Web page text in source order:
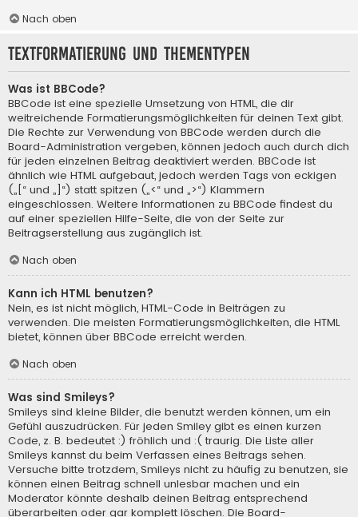
Nach oben
Textformatierung und Thementypen
Was ist BBCode?
BBCode ist eine spezielle Umsetzung von HTML, die dir
weitreichende Formatierungsmöglichkeiten für deinen Text gibt.
Die Rechte zur Verwendung von BBCode werden durch die
Board-Administration vergeben, können jedoch auch durch dich
für jeden einzelnen Beitrag deaktiviert werden. BBCode ist
ähnlich wie HTML aufgebaut, jedoch werden Tags von eckigen
(„[“ und „]“) statt spitzen („<“ und „>“) Klammern
eingeschlossen. Weitere Informationen zu BBCode findest du
auf einer speziellen Hilfe-Seite, die von der Seite zur
Beitragserstellung aus zugänglich ist.
Nach oben
Kann ich HTML benutzen?
Nein, es ist nicht möglich, HTML-Code in Beiträgen zu
verwenden. Die meisten Formatierungsmöglichkeiten, die HTML
bietet, können über BBCode erreicht werden.
Nach oben
Was sind Smileys?
Smileys sind kleine Bilder, die benutzt werden können, um ein
Gefühl auszudrücken. Für jeden Smiley gibt es einen kurzen
Code, z. B. bedeutet :) fröhlich und :( traurig. Die Liste aller
Smileys kannst du beim Verfassen eines Beitrags sehen.
Versuche bitte trotzdem, Smileys nicht zu häufig zu benutzen, sie
können einen Beitrag schnell unlesbar machen und ein
Moderator könnte deshalb deinen Beitrag entsprechend
überarbeiten oder gar komplett löschen. Die Board-